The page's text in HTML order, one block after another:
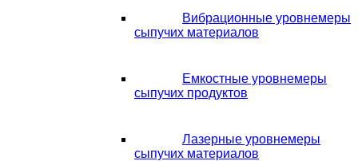
Вибрационные уровнемеры
сыпучих материалов
Емкостные уровнемеры
сыпучих продуктов
Лазерные уровнемеры
сыпучих материалов